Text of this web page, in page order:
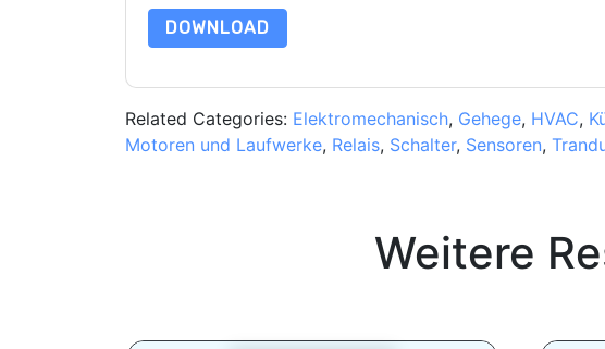
DOWNLOAD
Related Categories: Elektromechanisch, Gehege, HVAC,
Motoren und Laufwerke, Relais, Schalter, Sensoren,
Weitere